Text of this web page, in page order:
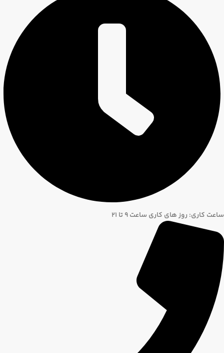
ساعت کاری: روز های کاری ساعت ۹ تا ۲۱